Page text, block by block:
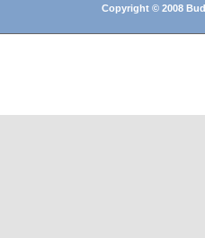
Copyright © 2008